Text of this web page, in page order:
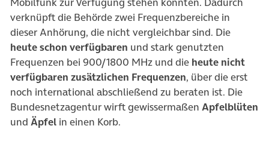
verknüpft die Behörde zwei Frequenzbereiche in
dieser Anhörung, die nicht vergleichbar sind. Die
heute schon verfügbaren und stark genutzten
Frequenzen bei 900/1800 MHz und die heute nicht
verfügbaren zusätzlichen Frequenzen, über die erst
noch international abschließend zu beraten ist. Die
Bundesnetzagentur wirft gewissermaßen Apfelblüten
und Äpfel in einen Korb.